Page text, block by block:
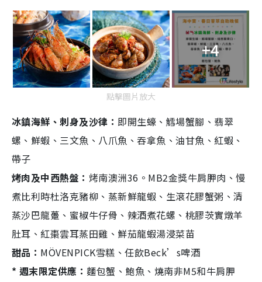
+4
點擊圖片放大
冰鎮海鮮、刺身及沙律： 即開生蠔、鱈場蟹腳、翡翠
螺、鮮蝦、三文魚、八爪魚、吞拿魚、油甘魚、紅蝦、
帶子
烤肉及中西熱盤： 烤南澳洲36。MB2金獎牛肩胛肉、慢
煮比利時杜洛克豬柳、蒸新鮮龍蝦、生滾花膠蟹粥、清
蒸沙巴龍躉、蜜椒牛仔骨、辣酒煮花螺、桃膠茨實燉羊
肚耳、紅棗雲耳蒸田雞、鮮茄龍蝦湯浸菜苗
甜品： MÖVENPICK雪糕、任飲Beck’s啤酒
* 週末限定供應： 麵包蟹、鮑魚、燒南非M5和牛肩胛